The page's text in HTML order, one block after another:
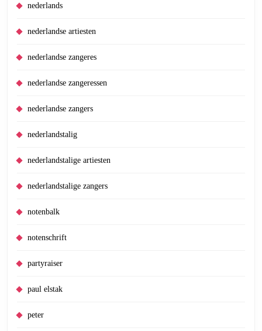
nederlands
nederlandse artiesten
nederlandse zangeres
nederlandse zangeressen
nederlandse zangers
nederlandstalig
nederlandstalige artiesten
nederlandstalige zangers
notenbalk
notenschrift
partyraiser
paul elstak
peter